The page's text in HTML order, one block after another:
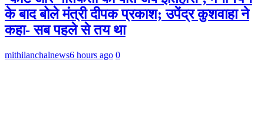
के बाद बोले मंत्री दीपक प्रकाश; उपेंद्र कुशवाहा ने
कहा- सब पहले से तय था
mithilanchalnews6 hours ago 0